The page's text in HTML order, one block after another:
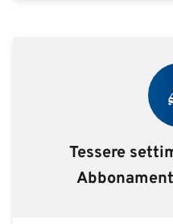
Tessere